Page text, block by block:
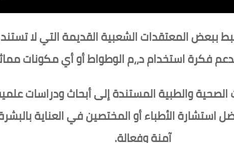
ببعض المعتقدات الشعبية القديمة التي لا
فكرة استخدام د،،م الوطواط أو أي مكونات
والطبية المستندة إلى أبحاث ودراسات
استشارة الأطباء أو المختصين في العناية
آمنة وفعالة.